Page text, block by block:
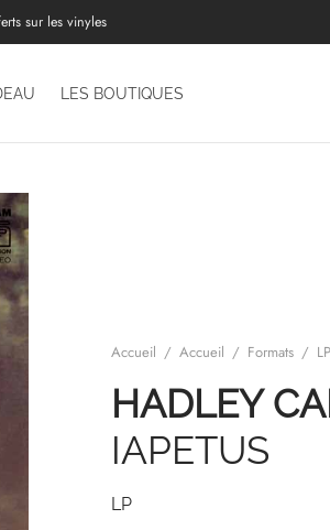
sur les vinyles
LES BOUTIQUES
Accueil / Accueil / Formats / LP
HADLEY
IAPETUS
LP